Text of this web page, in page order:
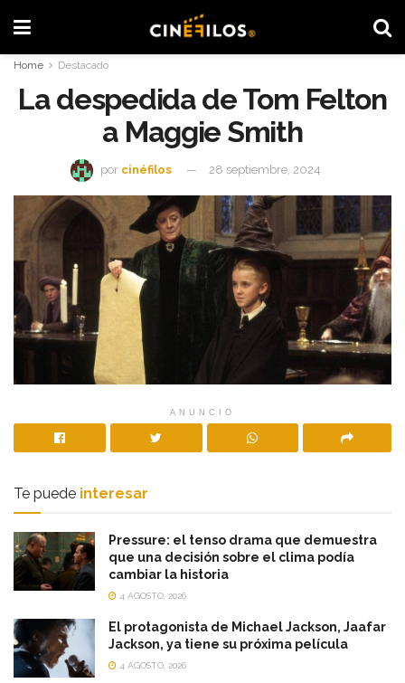
Home Destacado
La despedida de Tom Felton
a Maggie Smith
por cinéfilos 28 septiembre, 2024
ANUNCIO
Te puede interesar
Pressure: el tenso drama que demuestra
que una decisión sobre el clima podía
cambiar la historia
4 AGOSTO, 2026
El protagonista de Michael Jackson, Jaafar
Jackson, ya tiene su próxima película
4 AGOSTO, 2026